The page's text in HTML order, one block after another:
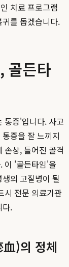
치료 프로그램
를 돕겠습니다.
골든타
통증'입니다. 사고
증을 잘 느끼지
손상, 틀어진 골격
이 '골든타임'을
의 고질병이 될
시 전문 의료기관
다.
)의 정체